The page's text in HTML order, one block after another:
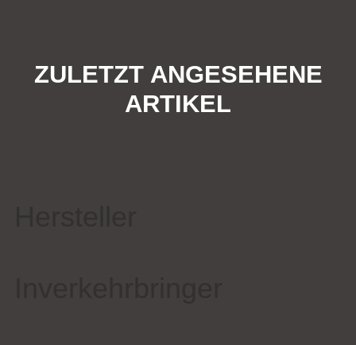
ZULETZT ANGESEHENE
ARTIKEL